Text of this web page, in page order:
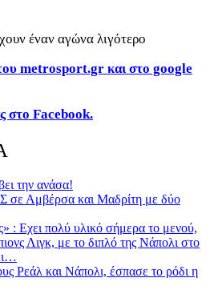
έναν αγώνα λιγότερο
metrosport.gr και στο google
στο Facebook.
την ανάσα!
Αμβέρσα και Μαδρίτη με δύο
: Εχει πολύ υλικό σήμερα το μενού,
Λιγκ, με το διπλό της Νάπολι στο
Ρεάλ και Νάπολι, έσπασε το ρόδι η